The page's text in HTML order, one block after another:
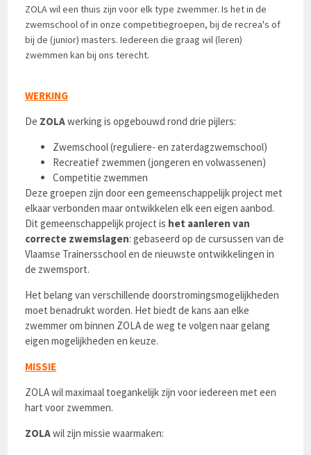
ZOLA wil een thuis zijn voor elk type zwemmer. Is het in de
zwemschool of in onze competitiegroepen, bij de recrea's of
bij de (junior) masters. Iedereen die graag wil (leren)
zwemmen kan bij ons terecht.
WERKING
De ZOLAwerking is opgebouwd rond drie pijlers:
Zwemschool (reguliere- en zaterdagzwemschool)
Recreatief zwemmen (jongeren en volwassenen)
Competitie zwemmen
Deze groepen zijn door een gemeenschappelijk project met
elkaar verbonden maar ontwikkelen elk een eigen aanbod.
Dit gemeenschappelijk project is het aanleren van
correcte zwemslagen: gebaseerd op de cursussen van de
Vlaamse Trainersschool en de nieuwste ontwikkelingen in
de zwemsport.
Het belang van verschillende doorstromingsmogelijkheden
moet benadrukt worden. Het biedt de kans aan elke
zwemmer om binnen ZOLA de weg te volgen naar gelang
eigen mogelijkheden en keuze.
MISSIE
ZOLA wil maximaal toegankelijk zijn voor iedereen met een
hart voor zwemmen.
ZOLAwil zijn missie waarmaken: